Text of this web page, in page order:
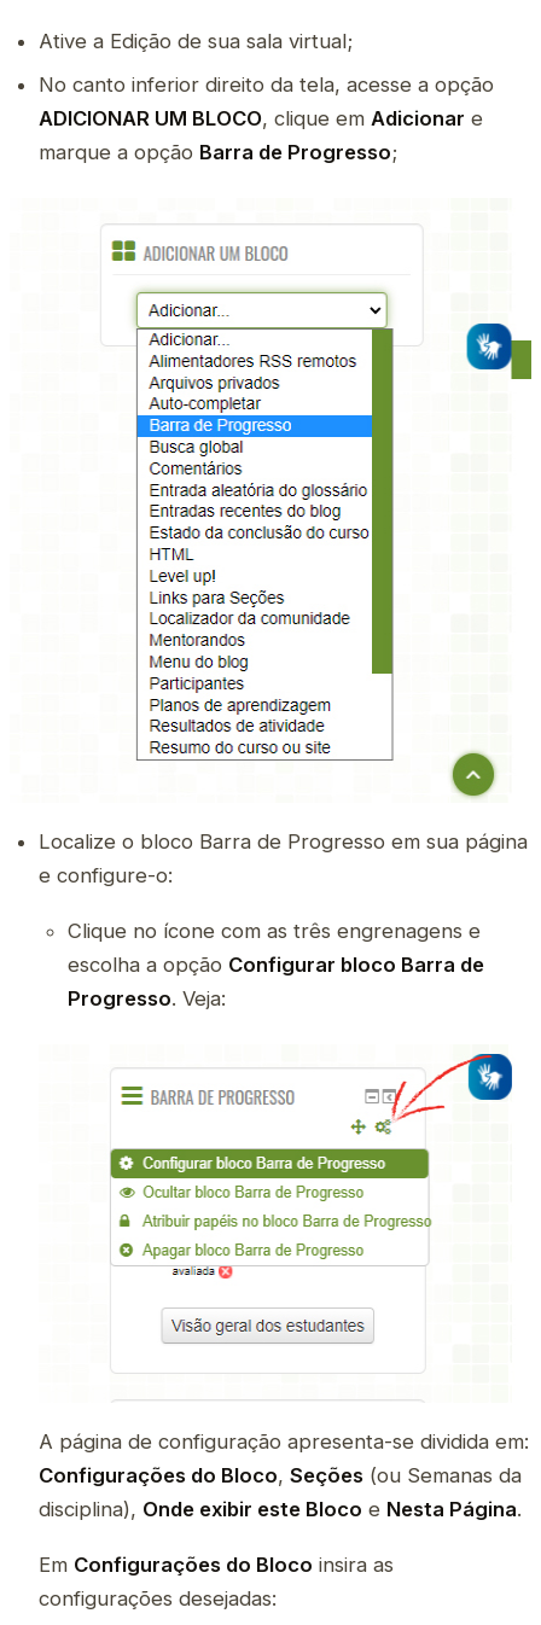
Ative a Edição de sua sala virtual;
No canto inferior direito da tela, acesse a opção
ADICIONAR UM BLOCO, clique em Adicionar e
marque a opção Barra de Progresso;
Localize o bloco Barra de Progresso em sua página
e configure-o:
Clique no ícone com as três engrenagens e
escolha a opção Configurar bloco Barra de
Progresso. Veja:
A página de configuração apresenta-se dividida em:
Configurações do Bloco, Seções (ou Semanas da
disciplina), Onde exibir este Bloco e Nesta Página.
Em Configurações do Bloco insira as
configurações desejadas: